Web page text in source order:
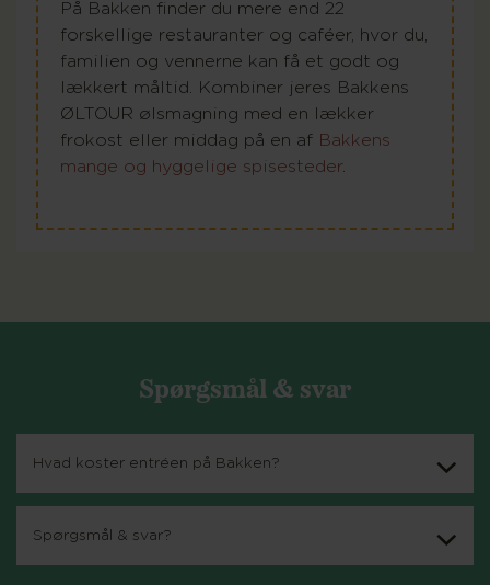
På Bakken finder du mere end 22
forskellige restauranter og caféer, hvor du,
familien og vennerne kan få et godt og
lækkert måltid. Kombiner jeres Bakkens
ØLTOUR ølsmagning med en lækker
frokost eller middag på en af Bakkens
mange og hyggelige spisesteder
Spørgsmål & svar
Hvad koster entréen på Bakken?
Spørgsmål & svar?